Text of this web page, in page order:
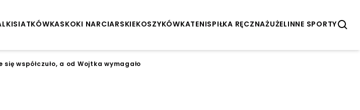
SIATKÓWKASKOKI NARCIARSKIEKOSZYKÓWKATENISPIŁKA RĘCZNAŻUŻELINNE SPORTY
współczuło, a od Wojtka wymagało